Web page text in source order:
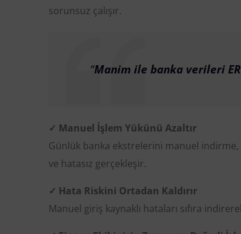
sorunsuz çalışır.
“Manim ile banka verileri
✓ Manuel İşlem Yükünü Azaltır
Günlük banka ekstrelerini manuel
ve hatasız gerçekleşir.
✓ Hata Riskini Ortadan Kaldırır
Manuel giriş kaynaklı hataları sıfıra